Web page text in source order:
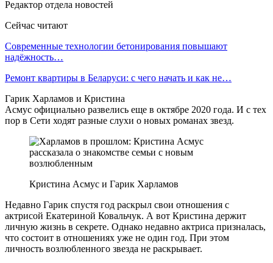
Редактор отдела новостей
Сейчас читают
Современные технологии бетонирования повышают
надёжность…
Ремонт квартиры в Беларуси: с чего начать и как не…
Гарик Харламов и Кристина
Асмус официально развелись еще в октябре 2020 года. И с тех
пор в Сети ходят разные слухи о новых романах звезд.
Кристина Асмус и Гарик Харламов
Недавно Гарик спустя год раскрыл свои отношения с
актрисой Екатериной Ковальчук. А вот Кристина держит
личную жизнь в секрете. Однако недавно актриса призналась,
что состоит в отношениях уже не один год. При этом
личность возлюбленного звезда не раскрывает.